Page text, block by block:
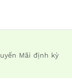
Mãi định kỳ